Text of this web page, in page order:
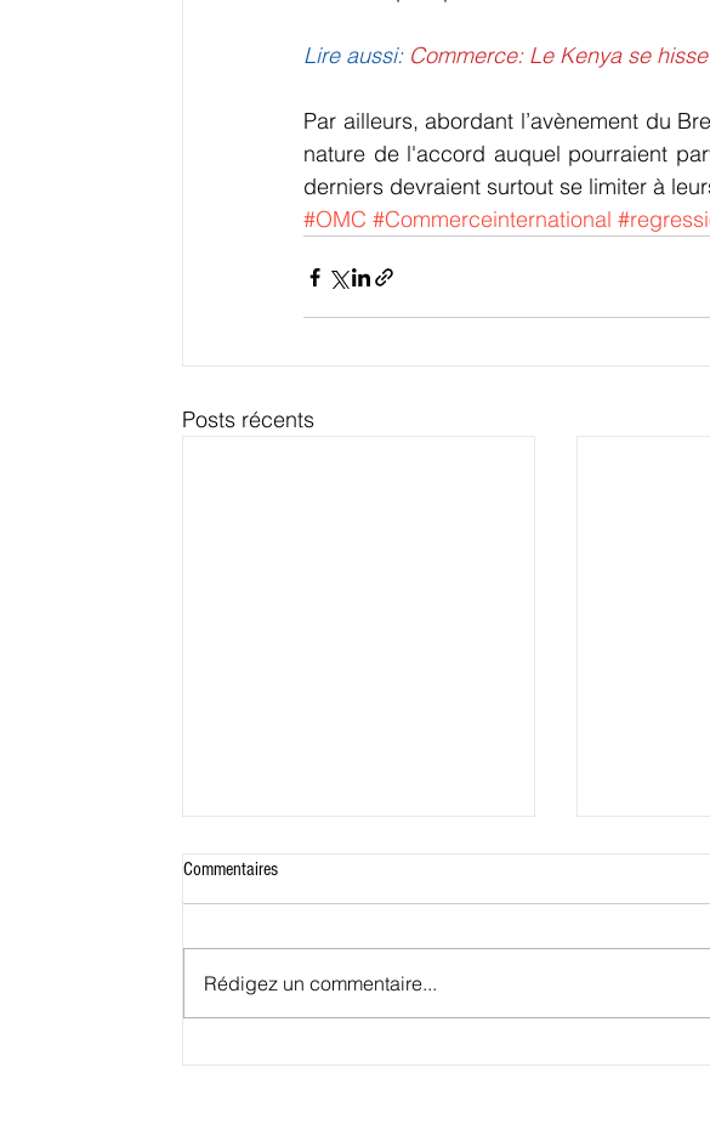
Lire aussi: Commerce: Le Kenya se
Par ailleurs, abordant l’avènement du
nature de l'accord auquel pourraient
derniers devraient surtout se limiter à
#OMC #Commerceinternational
Posts récents
Commentaires
Rédigez un commentaire...